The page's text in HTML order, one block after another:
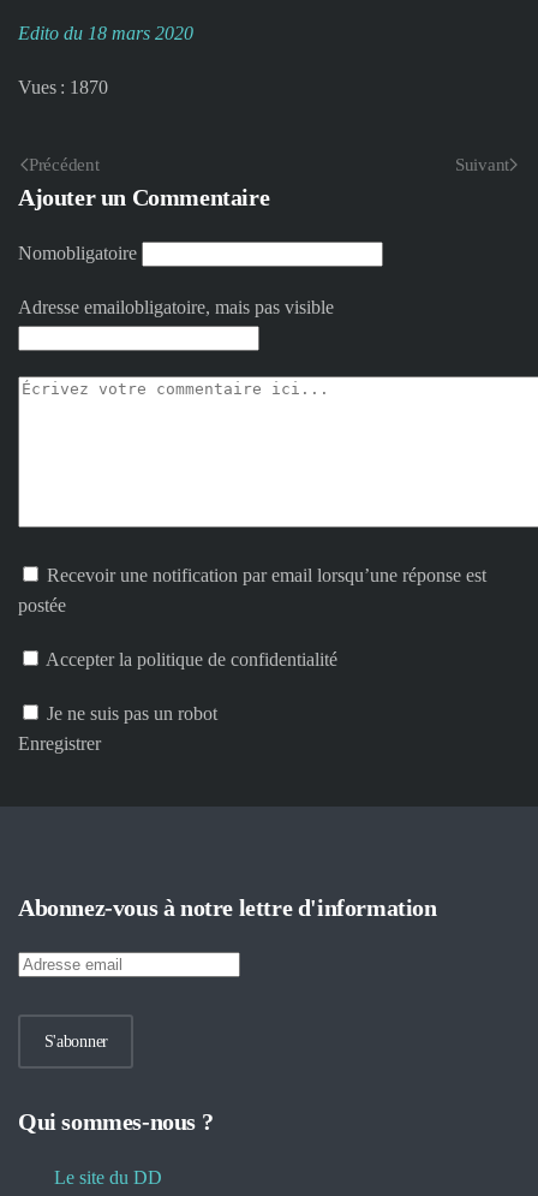
Edito du 18 mars 2020
Vues : 1870
Précédent Suivant
Ajouter un Commentaire
Nomobligatoire
Adresse emailobligatoire, mais pas visible
Recevoir une notification par email lorsqu’une réponse est
postée
Accepter la politique de confidentialité
Je ne suis pas un robot
Enregistrer
Abonnez-vous à notre lettre d'information
S'abonner
Qui sommes-nous ?
Le site du DD